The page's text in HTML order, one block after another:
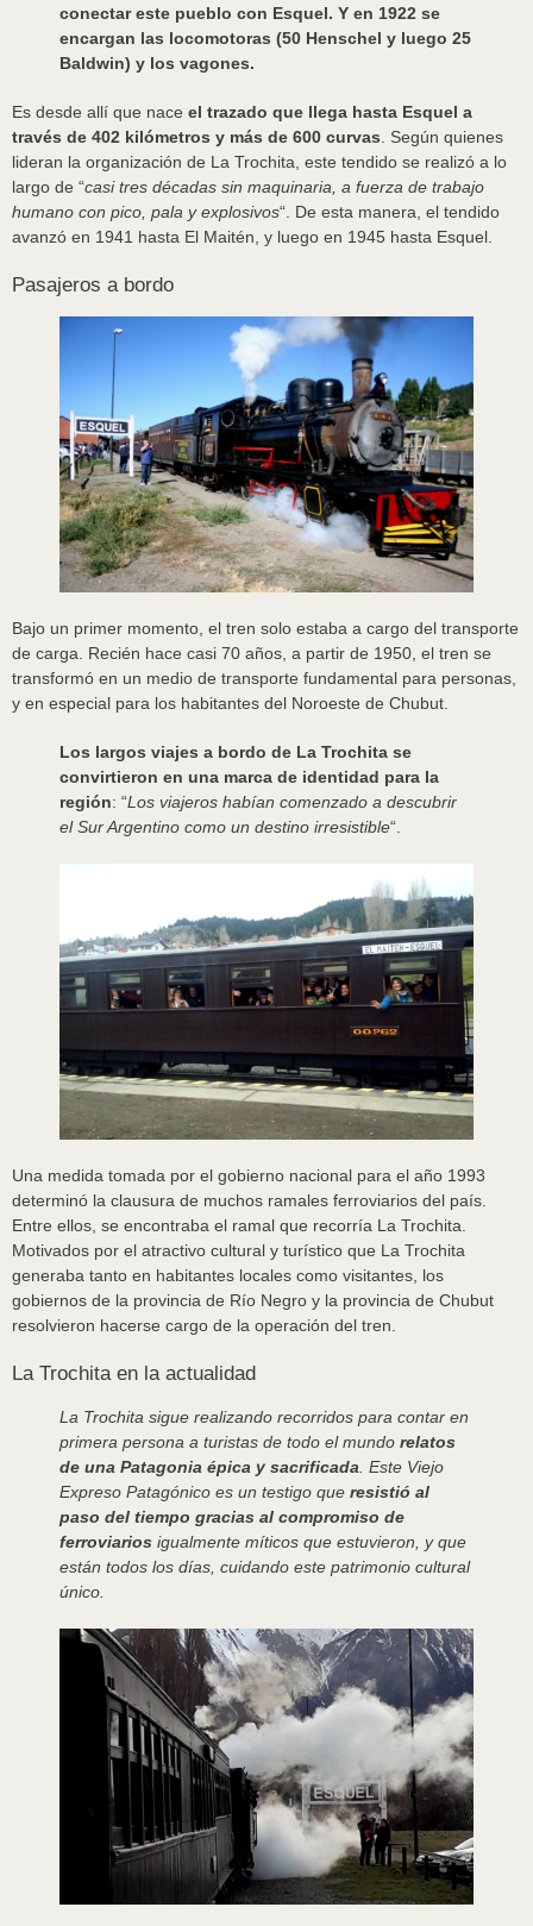
conectar este pueblo con Esquel. Y en 1922 se
encargan las locomotoras (50 Henschel y luego 25
Baldwin) y los vagones.
Es desde allí que nace el trazado que llega hasta Esquel a
través de 402 kilómetros y más de 600 curvas . Según quienes
lideran la organización de La Trochita, este tendido se realizó a lo
largo de “casi tres décadas sin maquinaria, a fuerza de trabajo
humano con pico, pala y explosivos“. De esta manera, el tendido
avanzó en 1941 hasta El Maitén, y luego en 1945 hasta Esquel.
Pasajeros a bordo
Bajo un primer momento, el tren solo estaba a cargo del transporte
de carga. Recién hace casi 70 años, a partir de 1950, el tren se
transformó en un medio de transporte fundamental para personas,
y en especial para los habitantes del Noroeste de Chubut.
Los largos viajes a bordo de La Trochita se
convirtieron en una marca de identidad para la
región: “Los viajeros habían comenzado a descubrir
el Sur Argentino como un destino irresistible“.
Una medida tomada por el gobierno nacional para el año 1993
determinó la clausura de muchos ramales ferroviarios del país.
Entre ellos, se encontraba el ramal que recorría La Trochita.
Motivados por el atractivo cultural y turístico que La Trochita
generaba tanto en habitantes locales como visitantes, los
gobiernos de la provincia de Río Negro y la provincia de Chubut
resolvieron hacerse cargo de la operación del tren.
La Trochita en la actualidad
La Trochita sigue realizando recorridos para contar en
primera persona a turistas de todo el mundo relatos
de una Patagonia épica y sacrificada . Este Viejo
Expreso Patagónico es un testigo que resistió al
paso del tiempo gracias al compromiso de
ferroviarios igualmente míticos que estuvieron, y que
están todos los días, cuidando este patrimonio cultural
único.